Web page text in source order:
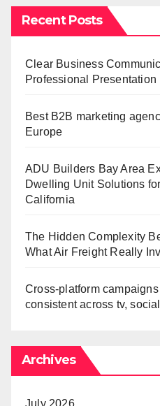
Recent Posts
Clear Business
Professional Presentation
Best B2B marketing
Europe
ADU Builders Bay Area
Dwelling Unit Solutions
California
The Hidden Complexity
What Air Freight Really
Cross-platform
consistent across tv,
Archives
July 2026